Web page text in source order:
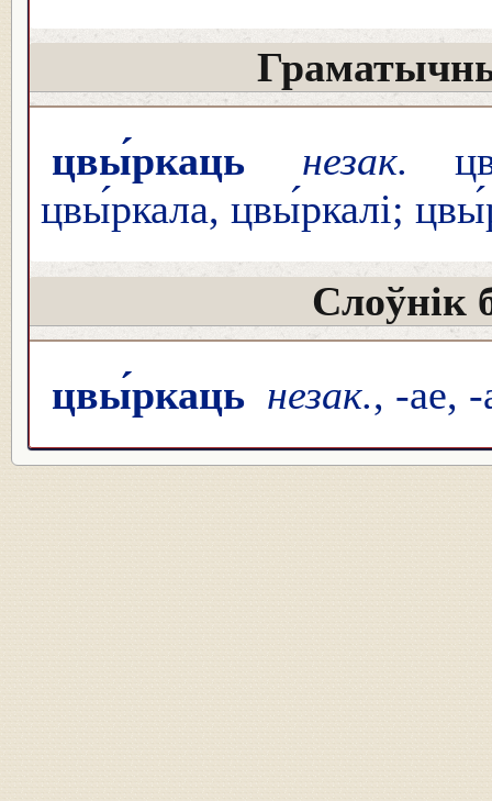
цвы́ркаць незак.
цвы́ркала, цвы́ркалі;
Слоўнік
цвы́ркаць незак., -ае,